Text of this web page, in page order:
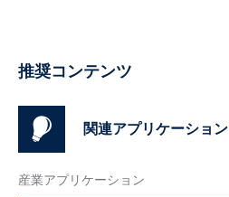
推奨コンテンツ
関連アプリケーション
産業アプリケーション